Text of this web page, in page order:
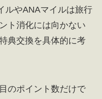
ルやANAマイルは旅行
ト消化には向かない
典交換を具体的に考
のポイント数だけで